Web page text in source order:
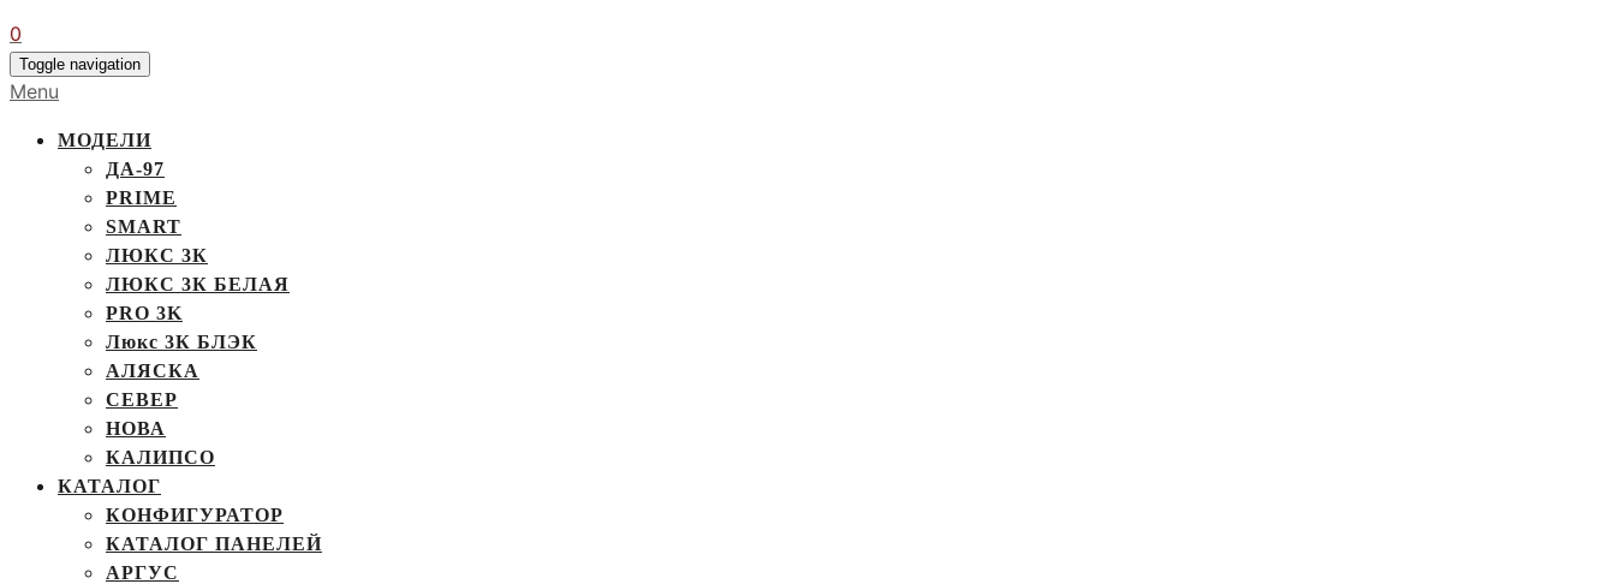
0
Toggle navigation
Menu
МОДЕЛИ
ДА-97
PRIME
SMART
ЛЮКС 3К
ЛЮКС 3К БЕЛАЯ
PRO 3K
Люкс 3К БЛЭК
АЛЯСКА
СЕВЕР
НОВА
КАЛИПСО
КАТАЛОГ
КОНФИГУРАТОР
КАТАЛОГ ПАНЕЛЕЙ
АРГУС